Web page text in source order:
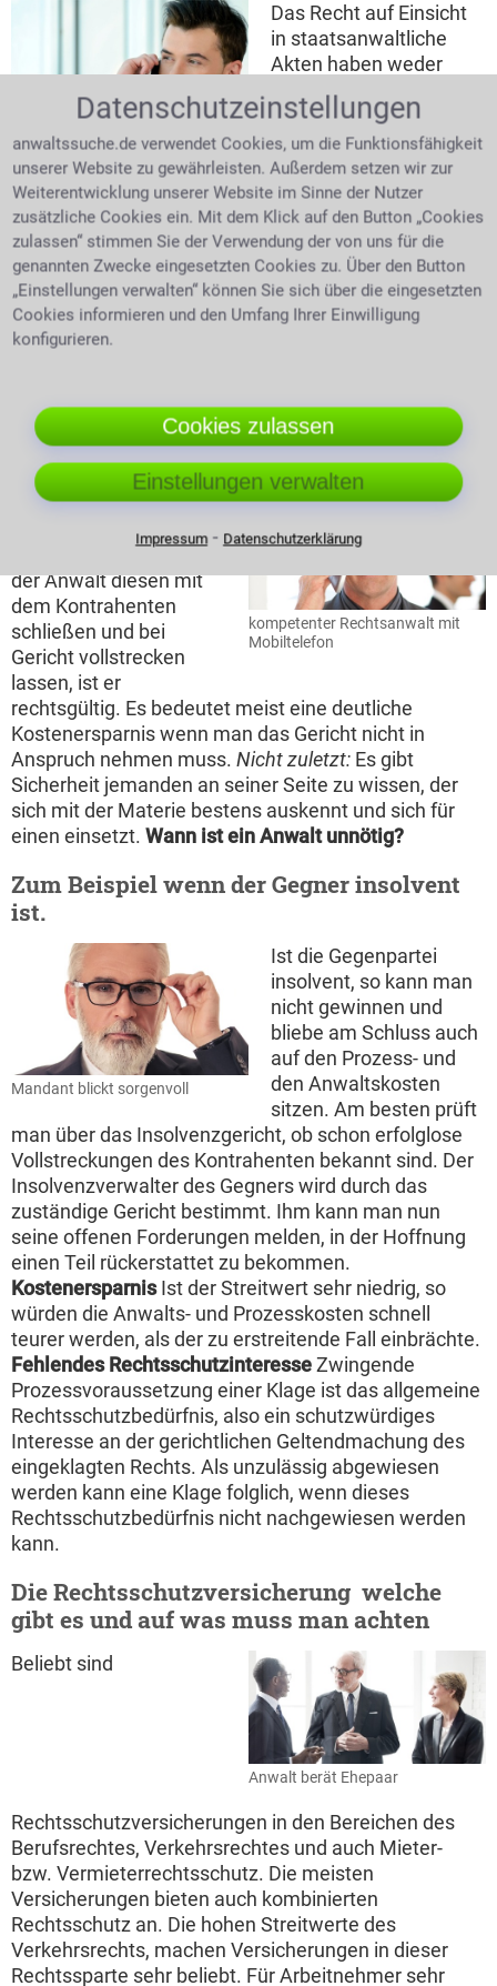
junger Anwalt spricht am Telefon
mit Mandant
Das Recht auf Einsicht
in staatsanwaltliche
Akten haben weder
Angeklagter noch Opfer.
Nur ein Rechtsanwalt
hat Zugang zu diesen
Informationen. Wenn
man nicht weiß, wie
man z. B. an Melderegisterauszüge kommt, so ist
dies ein Dienst, den ein beauftragter Rechtsanwalt in
Neckarsulm gerne übernehmen kann.
Die Erfolgsaussichten bewerten
von einer Klage abrät.
Vergleiche aushandeln
kompetenter Rechtsanwalt mit
Mobiltelefon
Eine echte Alternative
zur Gerichtsverhandlung
ist der Vergleich. Kann
der Anwalt diesen mit
dem Kontrahenten
schließen und bei
Gericht vollstrecken
lassen, ist er
rechtsgültig. Es bedeutet meist eine deutliche
Kostenersparnis wenn man das Gericht nicht in
Anspruch nehmen muss. Nicht zuletzt: Es gibt
Sicherheit jemanden an seiner Seite zu wissen, der
sich mit der Materie bestens auskennt und sich für
einen einsetzt. Wann ist ein Anwalt unnötig?
Zum Beispiel wenn der Gegner insolvent
ist.
Mandant blickt sorgenvoll
Ist die Gegenpartei
insolvent, so kann man
nicht gewinnen und
bliebe am Schluss auch
auf den Prozess- und
den Anwaltskosten
sitzen. Am besten prüft
man über das Insolvenzgericht, ob schon erfolglose
Vollstreckungen des Kontrahenten bekannt sind. Der
Insolvenzverwalter des Gegners wird durch das
zuständige Gericht bestimmt. Ihm kann man nun
seine offenen Forderungen melden, in der Hoffnung
einen Teil rückerstattet zu bekommen.
KostenersparnisIst der Streitwert sehr niedrig, so
würden die Anwalts- und Prozesskosten schnell
teurer werden, als der zu erstreitende Fall einbrächte.
Fehlendes RechtsschutzinteresseZwingende
Prozessvoraussetzung einer Klage ist das allgemeine
Rechtsschutzbedürfnis, also ein schutzwürdiges
Interesse an der gerichtlichen Geltendmachung des
eingeklagten Rechts. Als unzulässig abgewiesen
werden kann eine Klage folglich, wenn dieses
Rechtsschutzbedürfnis nicht nachgewiesen werden
kann.
Die Rechtsschutzversicherung  welche
gibt es und auf was muss man achten
Anwalt berät Ehepaar
Beliebt sind
Rechtsschutzversicherungen in den Bereichen des
Berufsrechtes, Verkehrsrechtes und auch Mieter-
bzw. Vermieterrechtsschutz. Die meisten
Versicherungen bieten auch kombinierten
Rechtsschutz an. Die hohen Streitwerte des
Verkehrsrechts, machen Versicherungen in dieser
Rechtssparte sehr beliebt. Für Arbeitnehmer sehr
Datenschutzeinstellungen
anwaltssuche.de verwendet Cookies, um die Funktionsfähigkeit
unserer Website zu gewährleisten. Außerdem setzen wir zur
Weiterentwicklung unserer Website im Sinne der Nutzer
zusätzliche Cookies ein. Mit dem Klick auf den Button „Cookies
zulassen“ stimmen Sie der Verwendung der von uns für die
genannten Zwecke eingesetzten Cookies zu. Über den Button
„Einstellungen verwalten“ können Sie sich über die eingesetzten
Cookies informieren und den Umfang Ihrer Einwilligung
konfigurieren.
Cookies zulassen
Einstellungen verwalten
Impressum⁃ Datenschutzerklärung